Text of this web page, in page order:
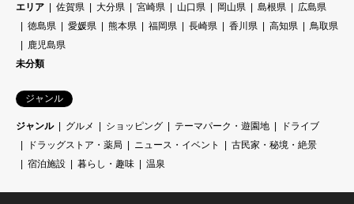
エリア 佐賀県 大分県 宮崎県 山口県 岡山県 島根県
広島県
徳島県
愛媛県 熊本県 福岡県 長崎県 香川県 高知県
鳥取県
鹿児島県
未分類
ジャンル
ジャンル グルメ ショッピング テーマパーク・遊園地
ドライブ
ドラッグストア・薬局
ニュース・イベント
古民家・秘境・絶景
宿泊施設
暮らし・趣味 温泉